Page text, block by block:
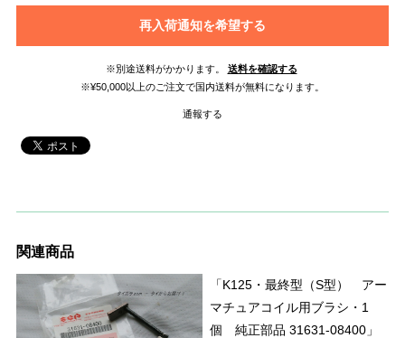
再入荷通知を希望する
※別途送料がかかります。
送料を確認する
※¥50,000以上のご注文で国内送料が無料になります。
通報する
関連商品
「K125・最終型（S型） アー
マチュアコイル用ブラシ・1
個 純正部品 31631-08400」